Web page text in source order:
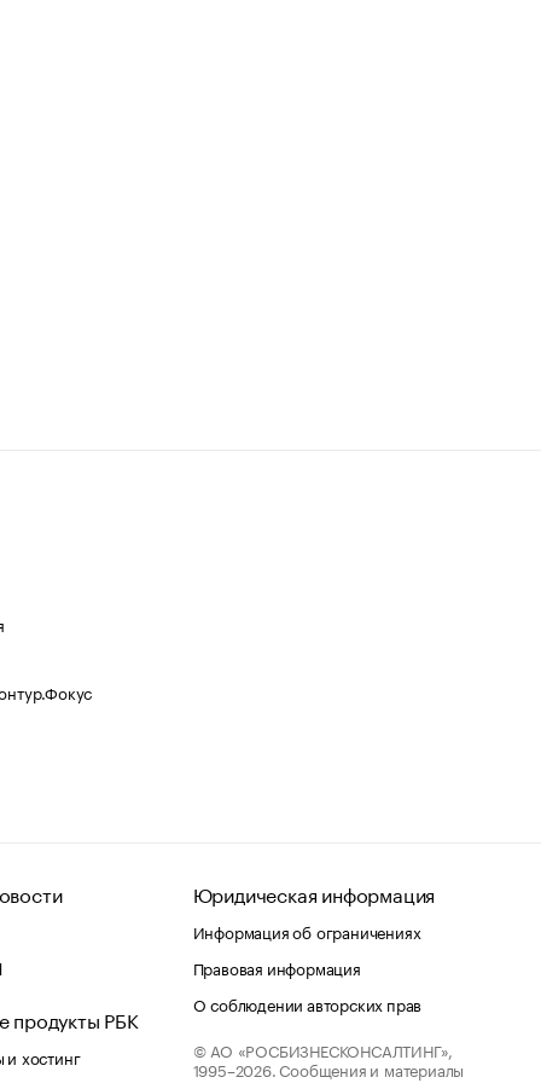
продукты РБК
хостинг
Юридическая информация
Информация об ограничениях
Правовая информация
О соблюдении авторских прав
© АО «РОСБИЗНЕСКОНСАЛТИНГ»,
1995–2026. Сообщения и материалы